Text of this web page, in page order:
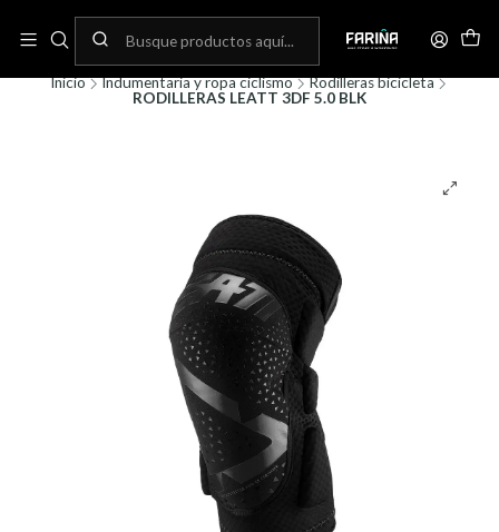
Envíos gratis por compras sobre 80.000! (No aplica para bicicletas)
Inicio Indumentaria y ropa ciclismo
Rodilleras bicicleta
RODILLERAS LEATT 3DF 5.0 BLK